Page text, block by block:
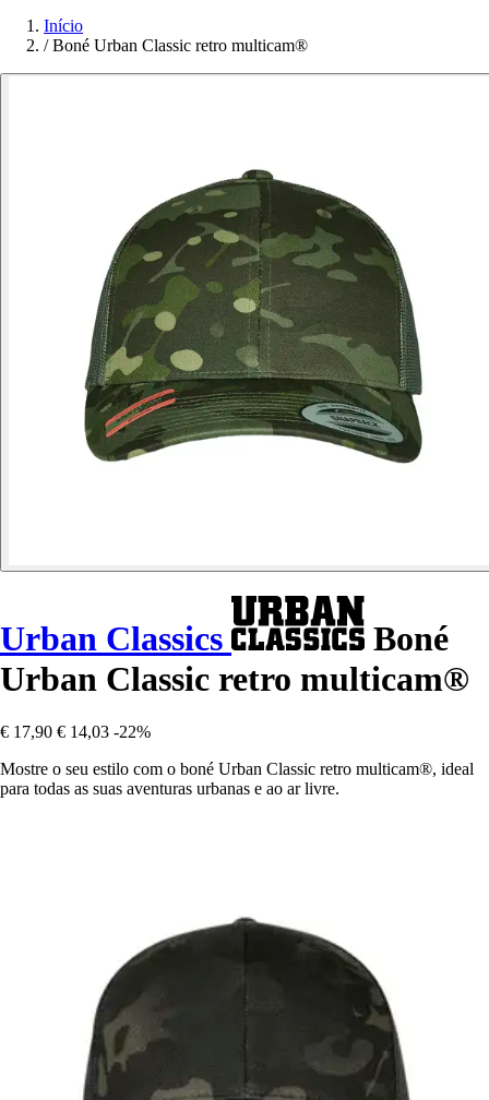
Início
/ Boné Urban Classic retro multicam®
Urban Classics
Boné
Urban Classic retro multicam®
€ 17,90 € 14,03 -22%
Mostre o seu estilo com o boné Urban Classic retro multicam®, ideal
para todas as suas aventuras urbanas e ao ar livre.